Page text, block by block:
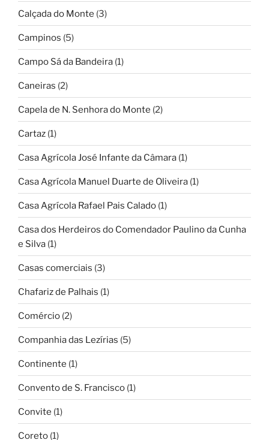
Calçada do Monte (3)
Campinos (5)
Campo Sá da Bandeira (1)
Caneiras (2)
Capela de N. Senhora do Monte (2)
Cartaz (1)
Casa Agrícola José Infante da Câmara (1)
Casa Agrícola Manuel Duarte de Oliveira (1)
Casa Agrícola Rafael Pais Calado (1)
Casa dos Herdeiros do Comendador Paulino da Cunha
e Silva (1)
Casas comerciais (3)
Chafariz de Palhais (1)
Comércio (2)
Companhia das Lezírias (5)
Continente (1)
Convento de S. Francisco (1)
Convite (1)
Coreto (1)